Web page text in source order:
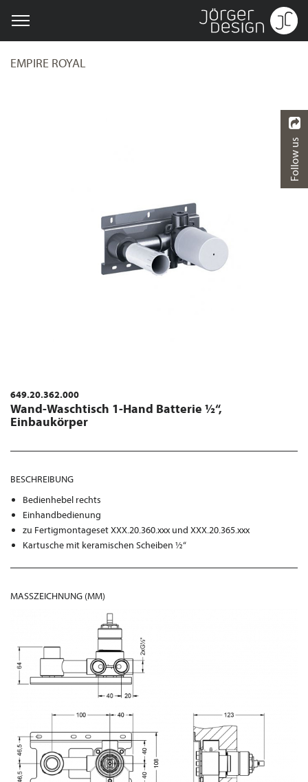
EMPIRE ROYAL
649.20.362.000
Wand-Waschtisch 1-Hand Batterie ½“,
Einbaukörper
BESCHREIBUNG
Bedienhebel rechts
Einhandbedienung
zu Fertigmontageset XXX.20.360.xxx und XXX.20.365.xxx
Kartusche mit keramischen Scheiben ½“
MASSZEICHNUNG (MM)
Follow us